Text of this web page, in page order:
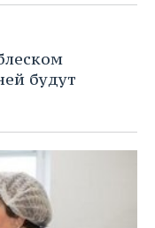
будут